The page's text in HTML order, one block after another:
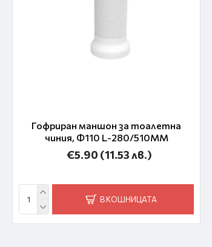
Гофриран маншон за тоалетна
чиния, Ф110 L-280/510MM
€5.90 (11.53 лв.)
В КОШНИЦАТА